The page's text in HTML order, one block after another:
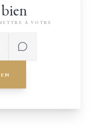
À VOTRE
LE LIEN